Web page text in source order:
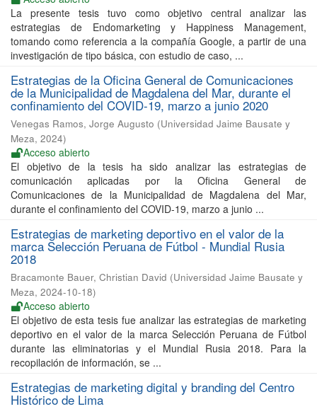
La presente tesis tuvo como objetivo central analizar las
estrategias de Endomarketing y Happiness Management,
tomando como referencia a la compañía Google, a partir de una
investigación de tipo básica, con estudio de caso, ...
Estrategias de la Oficina General de Comunicaciones
de la Municipalidad de Magdalena del Mar, durante el
confinamiento del COVID-19, marzo a junio 2020
Venegas Ramos, Jorge Augusto (Universidad Jaime Bausate y
Meza, 2024)
Acceso abierto
El objetivo de la tesis ha sido analizar las estrategias de
comunicación aplicadas por la Oficina General de
Comunicaciones de la Municipalidad de Magdalena del Mar,
durante el confinamiento del COVID-19, marzo a junio ...
Estrategias de marketing deportivo en el valor de la
marca Selección Peruana de Fútbol - Mundial Rusia
2018
Bracamonte Bauer, Christian David (Universidad Jaime Bausate y
Meza, 2024-10-18)
Acceso abierto
El objetivo de esta tesis fue analizar las estrategias de marketing
deportivo en el valor de la marca Selección Peruana de Fútbol
durante las eliminatorias y el Mundial Rusia 2018. Para la
recopilación de información, se ...
Estrategias de marketing digital y branding del Centro
Histórico de Lima